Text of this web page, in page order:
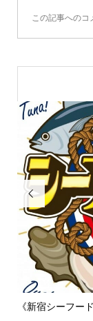
この記事へのコ

《富士そば》衝